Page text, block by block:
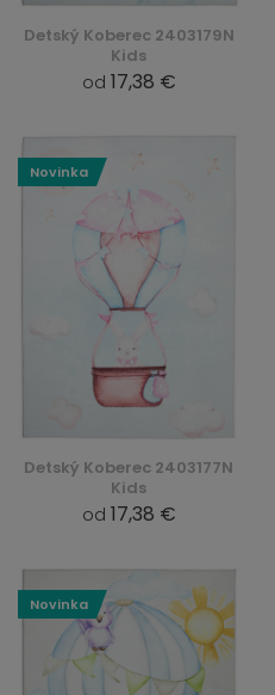
Detský Koberec 2403179N
Kids
od 17,38 €
Detský Koberec 2403177N
Kids
od 17,38 €
Novinka
Novinka